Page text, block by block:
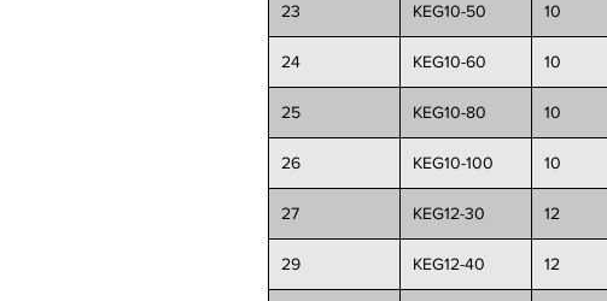
23 KEG10-50 10
24 KEG10-60 10
25 KEG10-80 10
26 KEG10-100 10
27 KEG12-30 12
29 KEG12-40 12